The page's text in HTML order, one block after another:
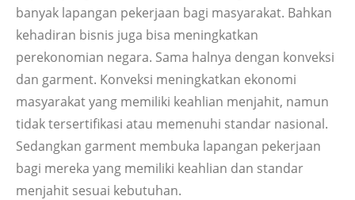
banyak lapangan pekerjaan bagi masyarakat. Bahkan
kehadiran bisnis juga bisa meningkatkan
perekonomian negara. Sama halnya dengan konveksi
dan garment. Konveksi meningkatkan ekonomi
masyarakat yang memiliki keahlian menjahit, namun
tidak tersertifikasi atau memenuhi standar nasional.
Sedangkan garment membuka lapangan pekerjaan
bagi mereka yang memiliki keahlian dan standar
menjahit sesuai kebutuhan.